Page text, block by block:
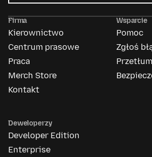
Firma
Kierownictwo
Centrum prasowe
Praca
Merch Store
Kontakt
Wsparcie
Pomoc
Zgłoś
Deweloperzy
Developer Edition
Enterprise